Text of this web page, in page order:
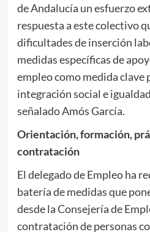
de Andalucía un esfuerzo
respuesta a este colectivo
dificultades de inserción
medidas específicas de
empleo como medida clave
integración social e
señalado Amós García.
Orientación, formación,
contratación
El delegado de Empleo ha
batería de medidas que
desde la Consejería de
contratación de personas